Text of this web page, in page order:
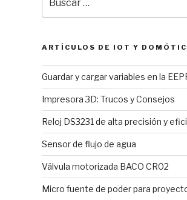
por:
ARTÍCULOS DE IOT Y
Guardar y cargar variables en la
Impresora 3D: Trucos y Consejos
Reloj DS3231 de alta precisión y
Sensor de flujo de agua
Válvula motorizada BACO CR02
Micro fuente de poder para